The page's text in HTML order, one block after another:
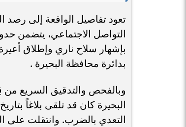
​تعود تفاصيل الواقعة إلى رصد
التواصل الاجتماعي، يتضمن
بإشهار سلاح ناري وإطلاق
بدائرة محافظة البحيرة .
وبالفحص والتدقيق السريع من
التعدي بالضرب. وانتقلت على